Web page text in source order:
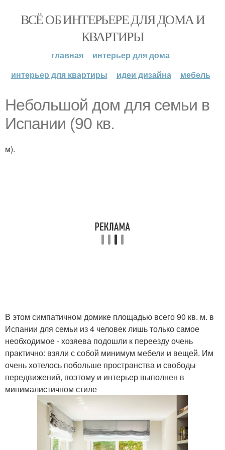
ВСЁ ОБ ИНТЕРЬЕРЕ ДЛЯ ДОМА И
КВАРТИРЫ
главная
интерьер для дома
интерьер для квартиры
идеи дизайна мебель
Небольшой дом для семьи в
Испании (90 кв.
м).
В этом симпатичном домике площадью всего 90 кв. м. в
Испании для семьи из 4 человек лишь только самое
необходимое - хозяева подошли к переезду очень
практично: взяли с собой минимум мебели и вещей. Им
очень хотелось побольше пространства и свободы
передвижений, поэтому и интерьер выполнен в
минималистичном стиле